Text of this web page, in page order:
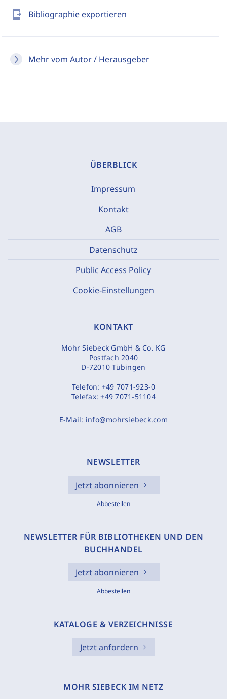
send_to_mobile Bibliographie exportieren
Mehr vom Autor / Herausgeber
ÜBERBLICK
Impressum
Kontakt
AGB
Datenschutz
Public Access Policy
Cookie-Einstellungen
KONTAKT
Mohr Siebeck GmbH & Co. KG
Postfach 2040
D-72010 Tübingen
Telefon: +49 7071-923-0
Telefax:+49 7071-51104
E-Mail: info@mohrsiebeck.com
NEWSLETTER
Jetzt abonnieren
Abbestellen
NEWSLETTER FÜR BIBLIOTHEKEN UND DEN
BUCHHANDEL
Jetzt abonnieren
Abbestellen
KATALOGE & VERZEICHNISSE
Jetzt anfordern
MOHR SIEBECK IM NETZ